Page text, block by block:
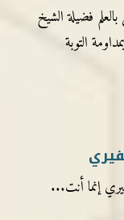
فضيلة الشيخ
التوبة
إنما أنت...